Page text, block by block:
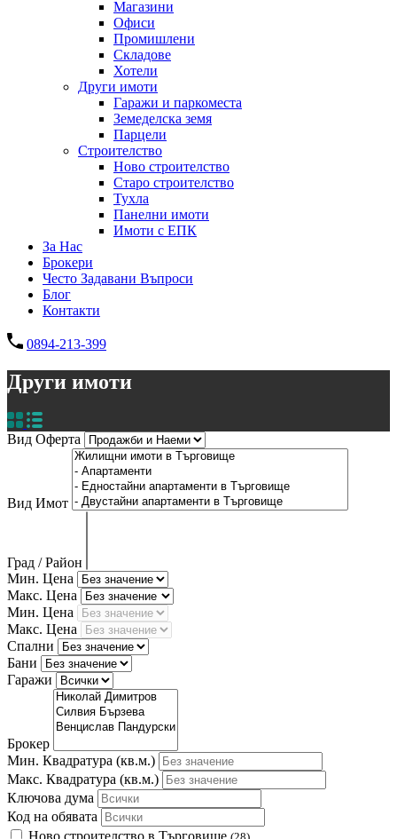
Магазини
Офиси
Промишлени
Складове
Хотели
Други имоти
Гаражи и паркоместа
Земеделска земя
Парцели
Строителство
Ново строителство
Старо строителство
Тухла
Панелни имоти
Имоти с ЕПК
За Нас
Брокери
Често Задавани Въпроси
Блог
Контакти
0894-213-399
Други имоти
Вид Оферта
Вид Имот
Град / Район
Мин. Цена
Макс. Цена
Мин. Цена
Макс. Цена
Спални
Бани
Гаражи
Брокер
Мин. Квадратура (кв.м.)
Макс. Квадратура (кв.м.)
Ключова дума
Код на обявата
Ново строителство в Търговище